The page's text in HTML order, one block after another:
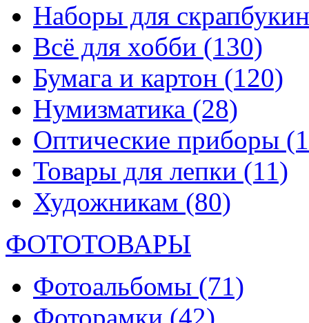
Наборы для
Всё для хобби (130)
Бумага и картон (120)
Нумизматика (28)
Оптические приборы
Товары для лепки (11)
Художникам (80)
ФОТОТОВАРЫ
Фотоальбомы (71)